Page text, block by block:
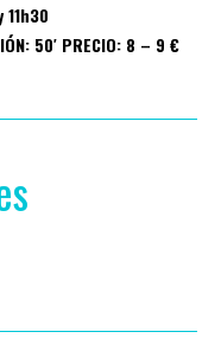
11h30
50′ PRECIO: 8 – 9 €